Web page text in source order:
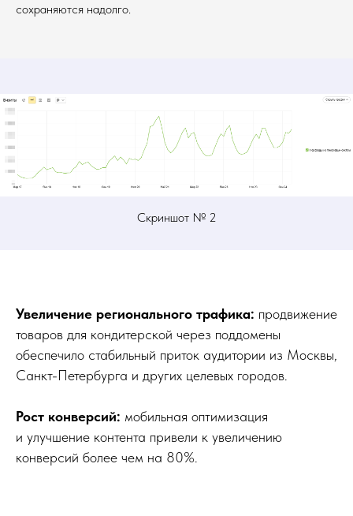
сохраняются надолго.
Скриншот № 2
Увеличение регионального трафика: продвижение
товаров для кондитерской через поддомены
обеспечило стабильный приток аудитории из Москвы,
Санкт-Петербурга и других целевых городов.
Рост конверсий: мобильная оптимизация
и улучшение контента привели к увеличению
конверсий более чем на 80%.